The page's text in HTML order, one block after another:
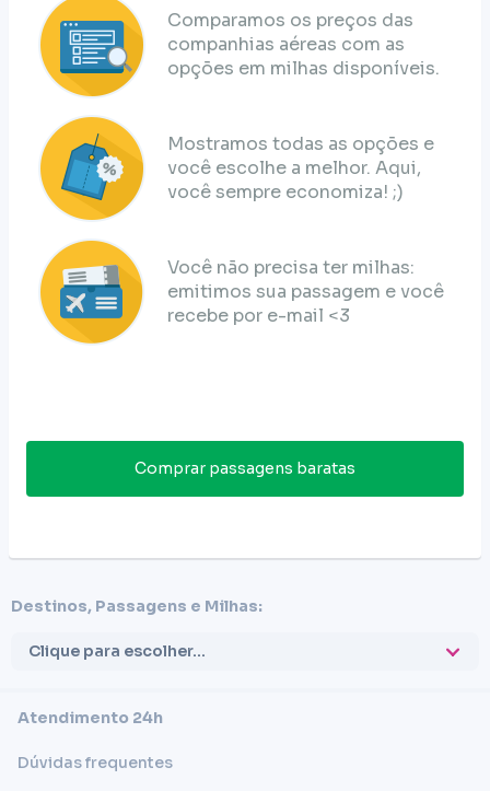
Comparamos os preços das
companhias aéreas com as
opções em milhas disponíveis.
Mostramos todas as opções e
você escolhe a melhor. Aqui,
você sempre economiza! ;)
Você não precisa ter milhas:
emitimos sua passagem e você
recebe por e-mail <3
Comprar passagens baratas
Destinos, Passagens e Milhas:
Clique para escolher...
Atendimento 24h
Dúvidas frequentes